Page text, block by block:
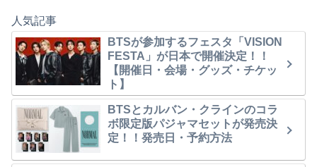
人気記事
BTSが参加するフェスタ「VISION
FESTA」が日本で開催決定！！
【開催日・会場・グッズ・チケッ
ト】
BTSとカルバン・クラインのコラ
ボ限定版パジャマセットが発売決
定！！発売日・予約方法